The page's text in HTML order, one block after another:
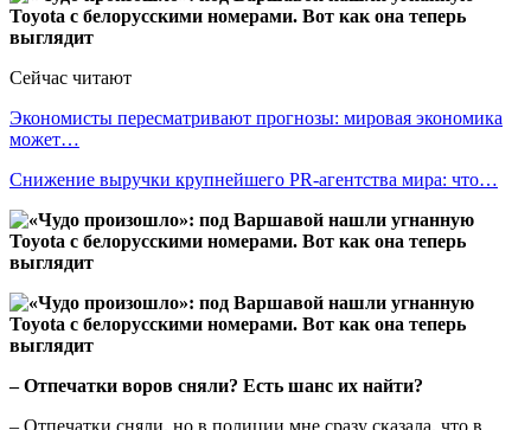
Сейчас читают
Экономисты пересматривают прогнозы: мировая экономика
может…
Снижение выручки крупнейшего PR-агентства мира: что…
– Отпечатки воров сняли? Есть шанс их найти?
– Отпечатки сняли, но в полиции мне сразу сказала, что в